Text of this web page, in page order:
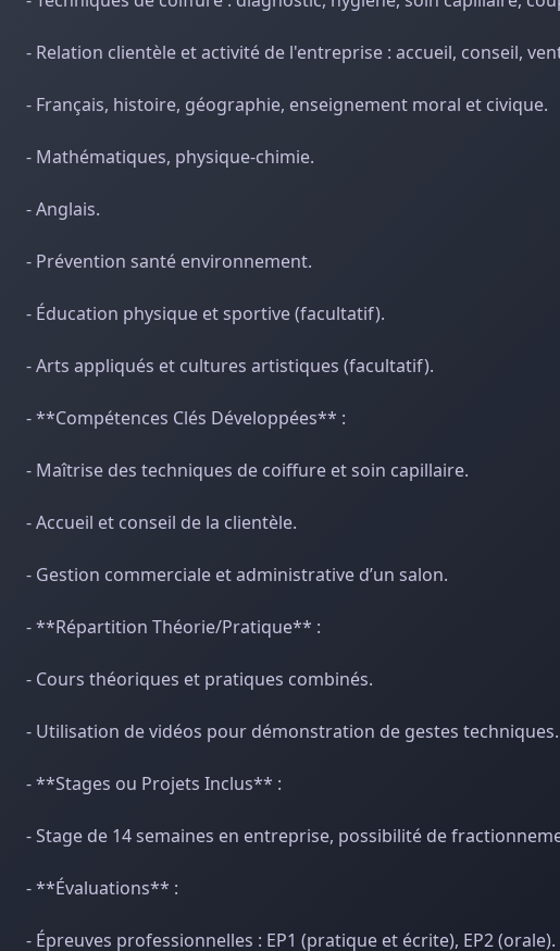
- Relation clientèle et activité de l'entreprise : accueil, conseil,
- Français, histoire, géographie, enseignement moral et civique.
- Mathématiques, physique-chimie.
- Anglais.
- Prévention santé environnement.
- Éducation physique et sportive (facultatif).
- Arts appliqués et cultures artistiques (facultatif).
- **Compétences Clés Développées** :
- Maîtrise des techniques de coiffure et soin capillaire.
- Accueil et conseil de la clientèle.
- Gestion commerciale et administrative d’un salon.
- **Répartition Théorie/Pratique** :
- Cours théoriques et pratiques combinés.
- Utilisation de vidéos pour démonstration de gestes techniques.
- **Stages ou Projets Inclus** :
- Stage de 14 semaines en entreprise, possibilité de
- **Évaluations** :
- Épreuves professionnelles : EP1 (pratique et écrite), EP2 (orale).